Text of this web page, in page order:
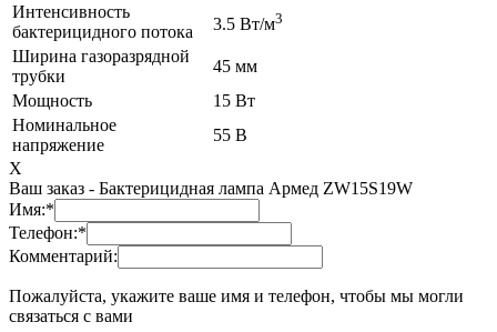
Интенсивность
бактерицидного потока
3.5 Вт/м3
Ширина газоразрядной
трубки
45 мм
Мощность
15 Вт
Номинальное
напряжение
55 В
X
Ваш заказ - Бактерицидная лампа Армед ZW15S19W
Имя:*
Телефон:*
Комментарий:
Пожалуйста, укажите ваше имя и телефон, чтобы мы могли
связаться с вами